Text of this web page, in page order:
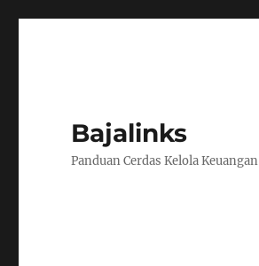
Bajalinks
Panduan Cerdas Kelola Keuangan